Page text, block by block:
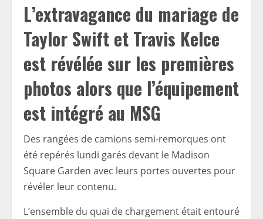
L’extravagance du mariage de
Taylor Swift et Travis Kelce
est révélée sur les premières
photos alors que l’équipement
est intégré au MSG
Des rangées de camions semi-remorques ont
été repérés lundi garés devant le Madison
Square Garden avec leurs portes ouvertes pour
révéler leur contenu.
L’ensemble du quai de chargement était entouré